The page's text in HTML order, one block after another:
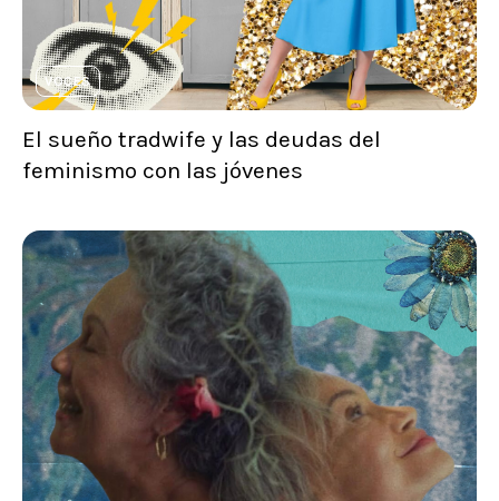
VOCES
El sueño tradwife y las deudas del
feminismo con las jóvenes